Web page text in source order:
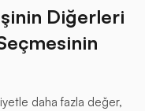
Diğerleri
daha fazla değer,